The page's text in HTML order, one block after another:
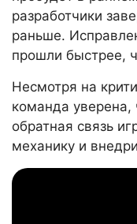
разработчики
раньше.
прошли быстрее,
Несмотря на
команда
обратная связь
механику и